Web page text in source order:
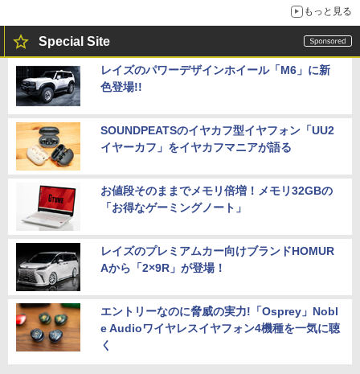
もっと見る
Special Site
レイズのパワーデザインホイール「M6」に新
色登場!!
SOUNDPEATSのイヤカフ型イヤフォン「UU2
イヤーカフ」をイヤカフマニアが語る
お値段そのままでメモリ倍増！メモリ32GBの
「お得なゲーミングノート」
レイズのプレミアムカー向けブランドHOMUR
Aから「2×9R」が登場！
エントリーなのに脅威の実力!「Osprey」Nobl
e Audioワイヤレスイヤフォン4機種を一気に聴
く